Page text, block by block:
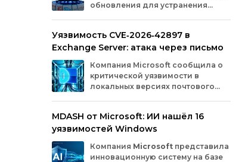
оборудования.обновления для устранения
обойти защиту, получить доступ к данным
или выполнить произвольный код.
Разберём подробно, какие проблемы
были найдены и как их устранили.
Уязвимость CVE‑2026‑42897 в
Exchange Server: атака через письмо
Компания Microsoft сообщила о
критической уязвимости в
локальных версиях почтового
CVE‑2026‑42897(оценкапо шкалеCVSS
8,1балла)ужеиспользуется
злоумышленниками
условиях.
MDASH от Microsoft: ИИ нашёл 16
уязвимостей Windows
Компания Microsoft представила
инновационную систему на базе